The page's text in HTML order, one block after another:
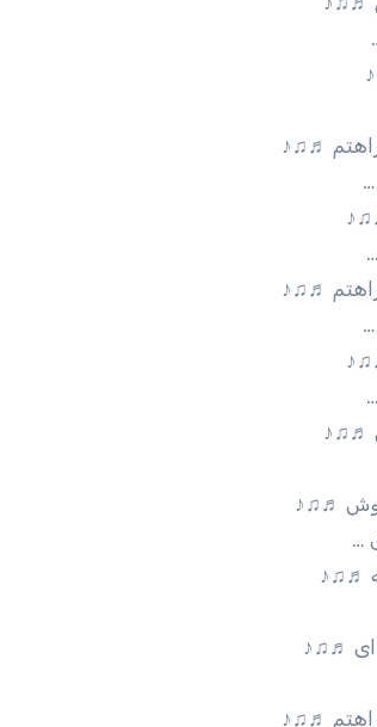
♬♫♪
♬♫♪
♬♫♪
خوش ♬♫♪
…
♬♫♪
ای ♬♫♪
♬♫♪